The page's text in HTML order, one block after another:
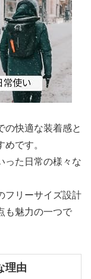
の快適な装着感と
です。
った日常の様々な
フリーサイズ設計
も魅力の一つで
理由